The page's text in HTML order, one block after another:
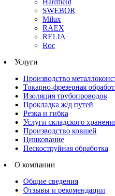
Hardfield
SWEBOR
Milux
RAEX
RELIA
Roc
Услуги
Производство
Токарно-фрезерная
Изоляция трубопроводов
Прокладка ж/д путей
Резка и гибка
Услуги складского
Производство ковшей
Цинкование
Пескоструйная обработка
О компании
Общие сведения
Отзывы и рекомендации